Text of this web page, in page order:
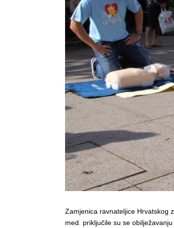
Zamjenica ravnateljice Hrvatskog
med. priključile su se